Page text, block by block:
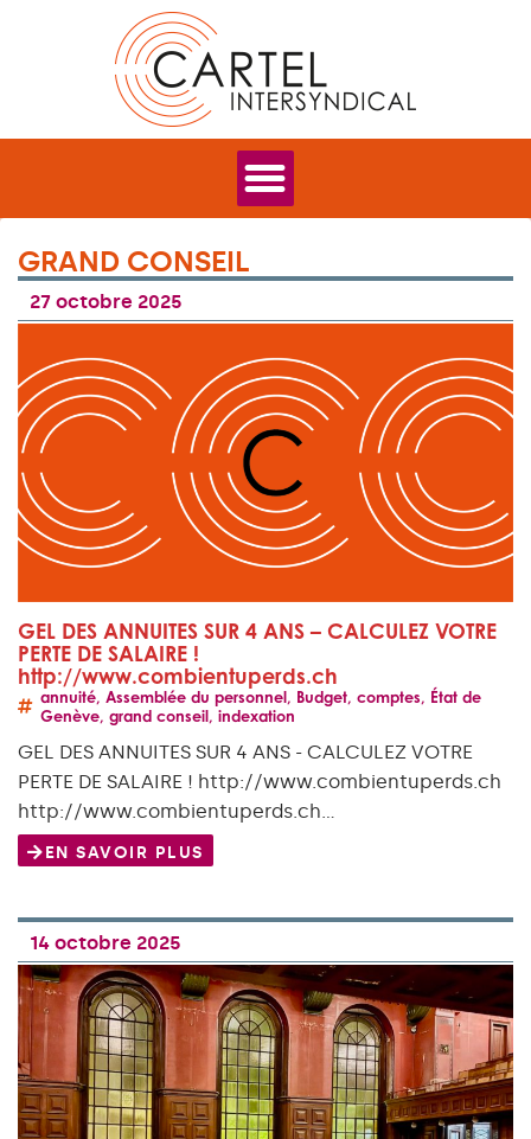
GRAND CONSEIL
27 octobre 2025
GEL DES ANNUITES SUR 4 ANS – CALCULEZ VOTRE
PERTE DE SALAIRE !
http://www.combientuperds.ch
annuité, Assemblée du personnel, Budget, comptes, État de
Genève, grand conseil, indexation
GEL DES ANNUITES SUR 4 ANS - CALCULEZ VOTRE
PERTE DE SALAIRE ! http://www.combientuperds.ch
http://www.combientuperds.ch…
EN SAVOIR PLUS
14 octobre 2025